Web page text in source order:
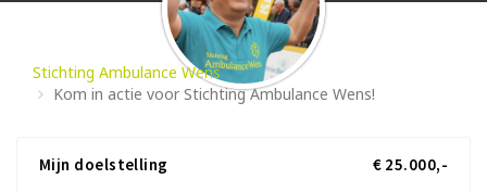
Stichting Ambulance Wens
Kom in actie voor Stichting Ambulance Wens!
Mijn doelstelling € 25.000,-